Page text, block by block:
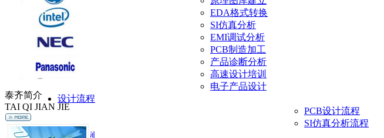
EDA格式转换
SI仿真分析
EMI调试分析
PCB制造加工
产品诊断分析
高速设计培训
电子产品设计
设计流程
PCB设计流程
SI仿真分析流程
成功案例
泰齐简介
TAI QI JIAN JIE